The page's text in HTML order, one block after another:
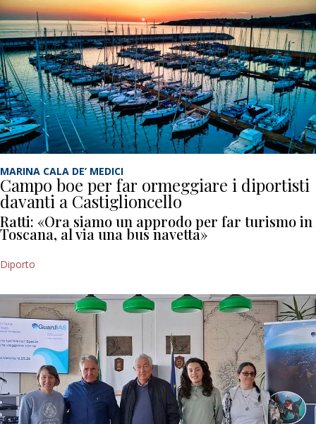
MARINA CALA DE’ MEDICI
Campo boe per far ormeggiare i diportisti
davanti a Castiglioncello
Ratti: «Ora siamo un approdo per far turismo in
Toscana, al via una bus navetta»
Diporto